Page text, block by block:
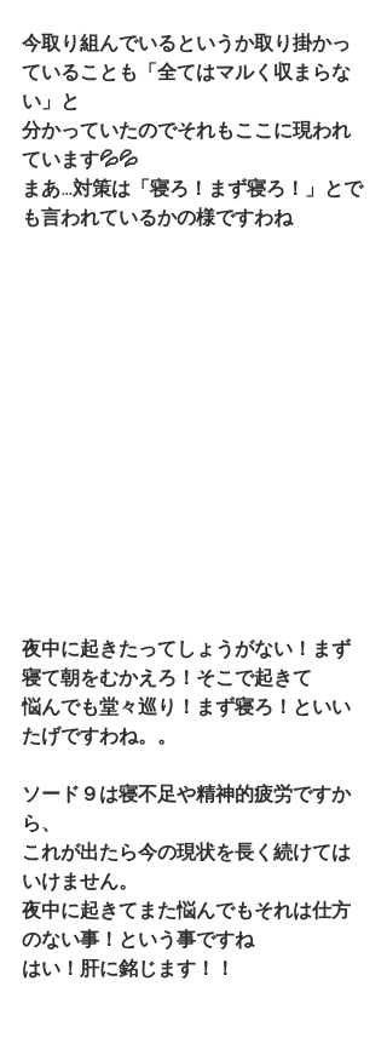
今取り組んでいるというか取り掛かっ
ていることも「全てはマルく収まらな
い」と
分かっていたのでそれもここに現われ
ています💦💦
まあ…対策は「寝ろ！まず寝ろ！」とで
も言われているかの様ですわね
夜中に起きたってしょうがない！まず
寝て朝をむかえろ！そこで起きて
悩んでも堂々巡り！まず寝ろ！といい
たげですわね。。
ソード９は寝不足や精神的疲労ですか
ら、
これが出たら今の現状を長く続けては
いけません。
夜中に起きてまた悩んでもそれは仕方
のない事！という事ですね
はい！肝に銘じます！！